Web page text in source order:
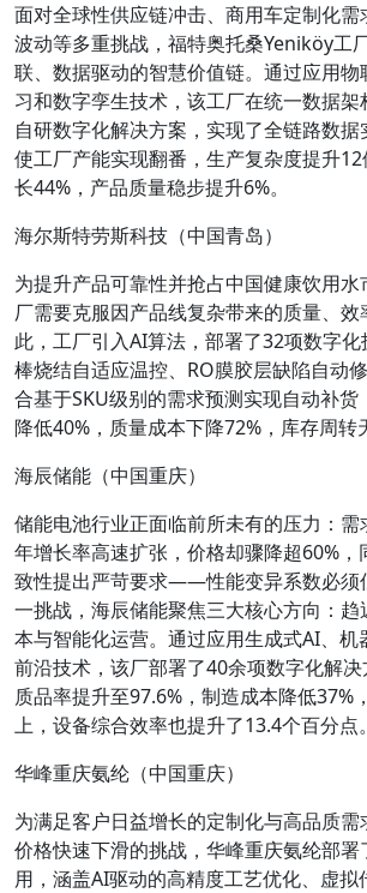
面对全球性供应链冲击、商用车定制化
波动等多重挑战，福特奥托桑Yeniköy工
联、数据驱动的智慧价值链。通过应用物
习和数字孪生技术，该工厂在统一数据
自研数字化解决方案，实现了全链路数
使工厂产能实现翻番，生产复杂度提升
长44%，产品质量稳步提升6%。
海尔斯特劳斯科技（中国青岛）
为提升产品可靠性并抢占中国健康饮用
厂需要克服因产品线复杂带来的质量、
此，工厂引入AI算法，部署了32项数字
棒烧结自适应温控、RO膜胶层缺陷自动
合基于SKU级别的需求预测实现自动补
降低40%，质量成本下降72%，库存周转
海辰储能（中国重庆）
储能电池行业正面临前所未有的压力：需
年增长率高速扩张，价格却骤降超60%，
致性提出严苛要求——性能变异系数必须
一挑战，海辰储能聚焦三大核心方向：
本与智能化运营。通过应用生成式AI、机
前沿技术，该厂部署了40余项数字化解
质品率提升至97.6%，制造成本降低37%
上，设备综合效率也提升了13.4个百分点。
华峰重庆氨纶（中国重庆）
为满足客户日益增长的定制化与高品质
价格快速下滑的挑战，华峰重庆氨纶部
用，涵盖AI驱动的高精度工艺优化、虚拟